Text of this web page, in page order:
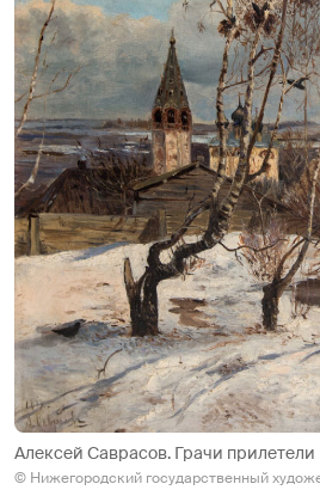
Алексей Саврасов. Грачи прилетели
© Нижегородский государственный